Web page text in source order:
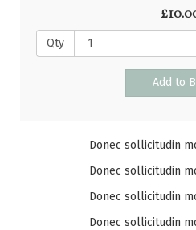
Qty
Add to
Donec sollicitudin
Donec sollicitudin
Donec sollicitudin
Donec sollicitudin